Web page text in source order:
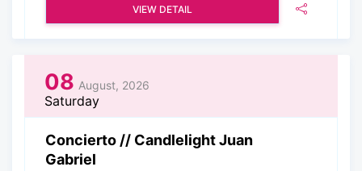
VIEW DETAIL
08 August, 2026
Saturday
Concierto // Candlelight Juan
Gabriel